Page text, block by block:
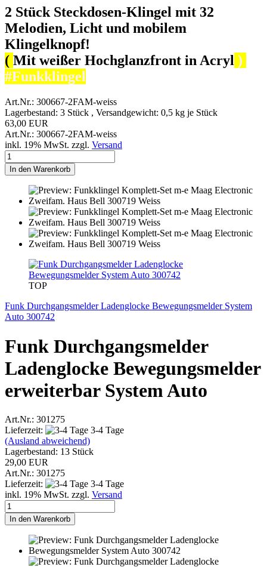
2 Stück Steckdosen-Klingel mit 32
Melodien, Licht und mobilem
Klingelknopf!
( Mit weißer Hochglanzfront in Acryl )
#Funkklingel
Art.Nr.: 300667-2FAM-weiss
Lagerbestand: 3 Stück , Versandgewicht: 0,5 kg je Stück
63,00 EUR
Art.Nr.: 300667-2FAM-weiss
inkl. 19% MwSt. zzgl. Versand
In den Warenkorb
TOP
Funk Durchgangsmelder Ladenglocke Bewegungsmelder System
Auto 300742
Funk Durchgangsmelder
Ladenglocke Bewegungsmelder
erweiterbar System Auto
Art.Nr.: 301275
Lieferzeit:
3-4 Tage
(Ausland abweichend)
Lagerbestand: 13 Stück
29,00 EUR
Art.Nr.: 301275
Lieferzeit:
3-4 Tage
inkl. 19% MwSt. zzgl. Versand
In den Warenkorb